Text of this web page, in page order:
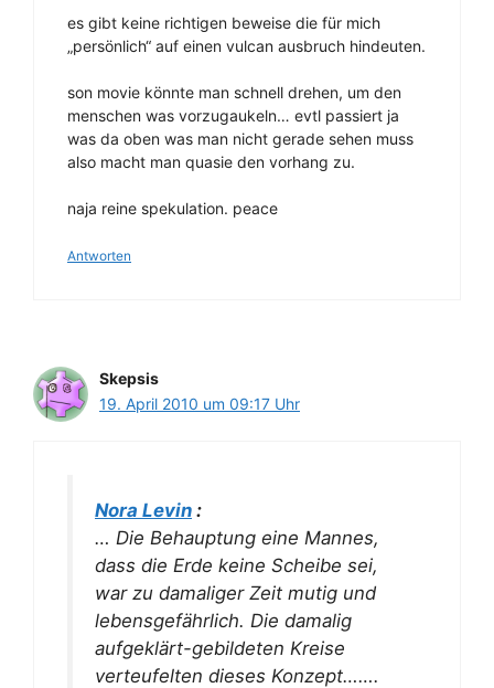
es gibt keine richtigen beweise die für mich
„persönlich“ auf einen vulcan ausbruch hindeuten.
son movie könnte man schnell drehen, um den
menschen was vorzugaukeln… evtl passiert ja
was da oben was man nicht gerade sehen muss
also macht man quasie den vorhang zu.
naja reine spekulation. peace
Antworten
Skepsis
19. April 2010 um 09:17 Uhr
Nora Levin :
… Die Behauptung eine Mannes,
dass die Erde keine Scheibe sei,
war zu damaliger Zeit mutig und
lebensgefährlich. Die damalig
aufgeklärt-gebildeten Kreise
verteufelten dieses Konzept…….